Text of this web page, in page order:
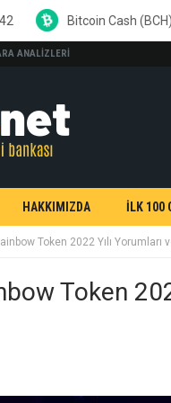
ANALİZLERİ
HAKKIMIZDA İLK 100
Token 2022 Yılı Yorumları
Token
Cash (BCH) $ 212.82